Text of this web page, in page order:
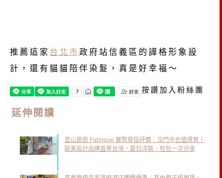
推薦這家 台北市 政府站信義區的譁格形象設
計，還有貓貓陪伴染髮，真是好幸福～
按讚加入粉絲團
延伸閱讀
釜山旅遊 Fabrique 實際穿搭評價｜沒門市也值得買！
歐美設計品牌直寄台灣，夏日洋裝、包包一次分享